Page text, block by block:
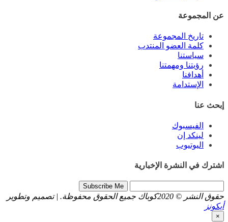
عن المجموعة
تاريخ المجموعة
كلمة العضو المنتدب
سياستنا
رؤيتنا ومهمتنا
أهدافنا
الإستدامة
إبحث عنا
الفيسبوك
لينكد إن
اليوتيوب
اشترك في النشرة الإخبارية
Subscribe Me
حقوق النشر © 2020 كوباك جميع الحقوق محفوظة. | تصميم وتطوير
أيكونز
×